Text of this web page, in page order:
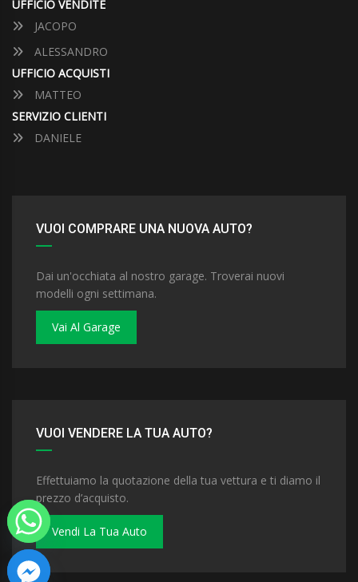
UFFICIO VENDITE
JACOPO
ALESSANDRO
UFFICIO ACQUISTI
MATTEO
SERVIZIO CLIENTI
DANIELE
VUOI COMPRARE UNA NUOVA AUTO?
Dai un'occhiata al nostro garage. Troverai nuovi
modelli ogni settimana.
Vai Al Garage
VUOI VENDERE LA TUA AUTO?
Effettuiamo la quotazione della tua vettura e ti diamo il
prezzo d’acquisto.
Vendi La Tua Auto